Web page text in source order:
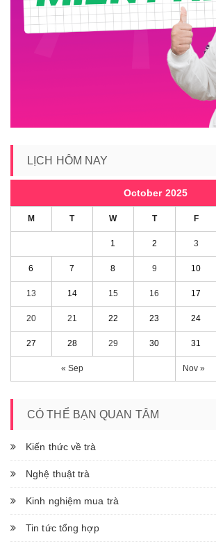
LỊCH HÔM NAY
October 2025
M T W T F
« Sep Nov »
1 2 3
6 7 8 9 10
13 14 15 16 17
20 21 22 23 24
27 28 29 30 31
CÓ THỂ BẠN QUAN TÂM
Kiến thức về trà
Nghệ thuật trà
Kinh nghiệm mua trà
Tin tức tổng hợp